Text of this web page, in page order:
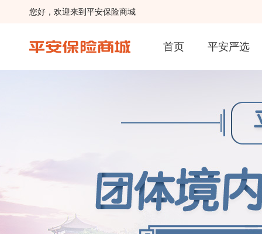
您好，欢迎来到平安保险商城
首页 平安严选